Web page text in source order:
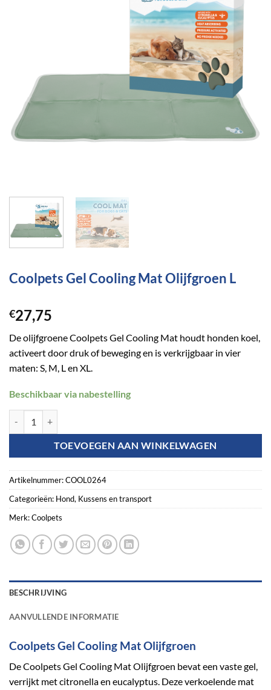
Coolpets Gel Cooling Mat Olijfgroen L
€27,75
De olijfgroene Coolpets Gel Cooling Mat houdt honden koel,
activeert door druk of beweging en is verkrijgbaar in vier
maten: S, M, L en XL.
Beschikbaar via nabestelling
TOEVOEGEN AAN WINKELWAGEN
Artikelnummer:COOL0264
Categorieën: Hond, Kussens en transport
Merk:Coolpets
BESCHRIJVING
AANVULLENDE INFORMATIE
Coolpets Gel Cooling Mat Olijfgroen
De Coolpets Gel Cooling Mat Olijfgroen bevat een vaste gel,
verrijkt met citronella en eucalyptus. Deze verkoelende mat